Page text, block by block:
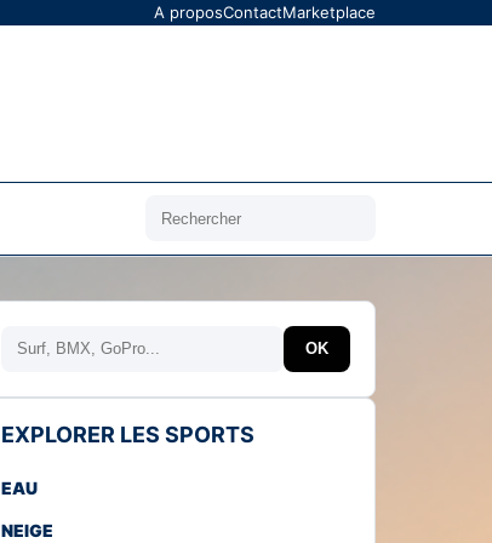
A proposContactMarketplace
Rechercher
Rechercher OK
EXPLORER LES SPORTS
EAU
NEIGE